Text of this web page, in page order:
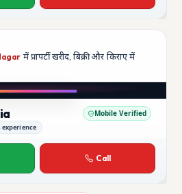
में प्रापर्टी खरीद, बिक्री और किराए में
Mobile Verified
experience
Call